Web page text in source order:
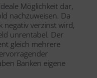
Möglichkeit dar,
nachzuweisen. Da
negativ verzinst wird,
unrentabel. Der
gleich mehrere
Banken eigene